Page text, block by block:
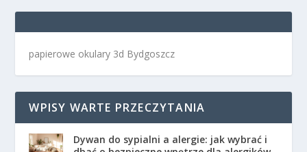
papierowe okulary 3d Bydgoszcz
WPISY WARTE PRZECZYTANIA
Dywan do sypialni a alergie: jak wybrać i